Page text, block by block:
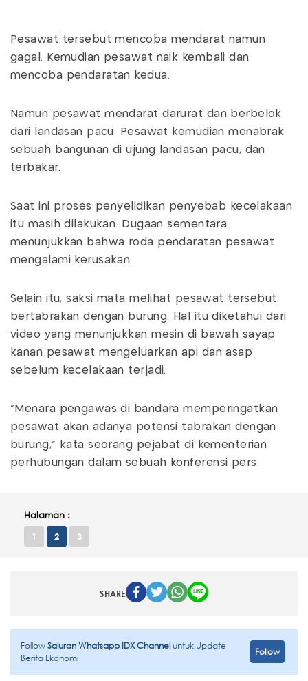
Pesawat tersebut mencoba mendarat namun
gagal. Kemudian pesawat naik kembali dan
mencoba pendaratan kedua.
Namun pesawat mendarat darurat dan berbelok
dari landasan pacu. Pesawat kemudian menabrak
sebuah bangunan di ujung landasan pacu, dan
terbakar.
Saat ini proses penyelidikan penyebab kecelakaan
itu masih dilakukan. Dugaan sementara
menunjukkan bahwa roda pendaratan pesawat
mengalami kerusakan.
Selain itu, saksi mata melihat pesawat tersebut
bertabrakan dengan burung. Hal itu diketahui dari
video yang menunjukkan mesin di bawah sayap
kanan pesawat mengeluarkan api dan asap
sebelum kecelakaan terjadi.
"Menara pengawas di bandara memperingatkan
pesawat akan adanya potensi tabrakan dengan
burung," kata seorang pejabat di kementerian
perhubungan dalam sebuah konferensi pers.
Halaman :
1 2 3
SHARE
FollowSaluran Whatsapp IDX Channeluntuk Update
Berita Ekonomi
Follow